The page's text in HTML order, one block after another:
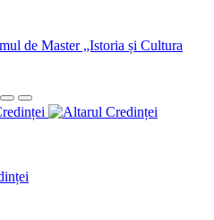
de Master „Istoria și Cultura